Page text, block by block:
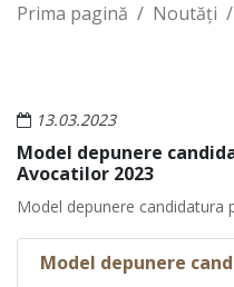
Prima pagină Noutăţi
13.03.2023
Model depunere
Avocatilor 2023
Model depunere candidatura
Model depunere